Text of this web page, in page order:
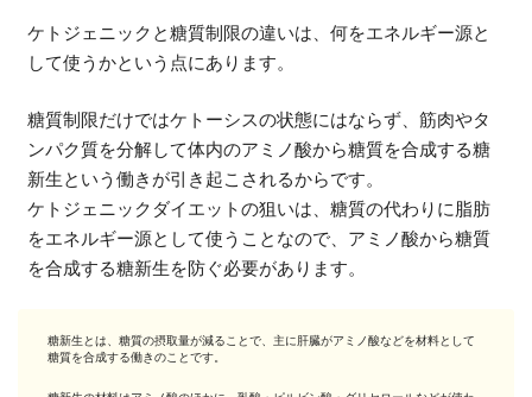
ケトジェニックと糖質制限の違いは、何をエネルギー源と
して使うかという点にあります。
糖質制限だけではケトーシスの状態にはならず、筋肉やタ
ンパク質を分解して体内のアミノ酸から糖質を合成する糖
新生という働きが引き起こされるからです。
ケトジェニックダイエットの狙いは、糖質の代わりに脂肪
をエネルギー源として使うことなので、アミノ酸から糖質
を合成する糖新生を防ぐ必要があります。
糖新生とは、糖質の摂取量が減ることで、主に肝臓がアミノ酸などを材料として
糖質を合成する働きのことです。